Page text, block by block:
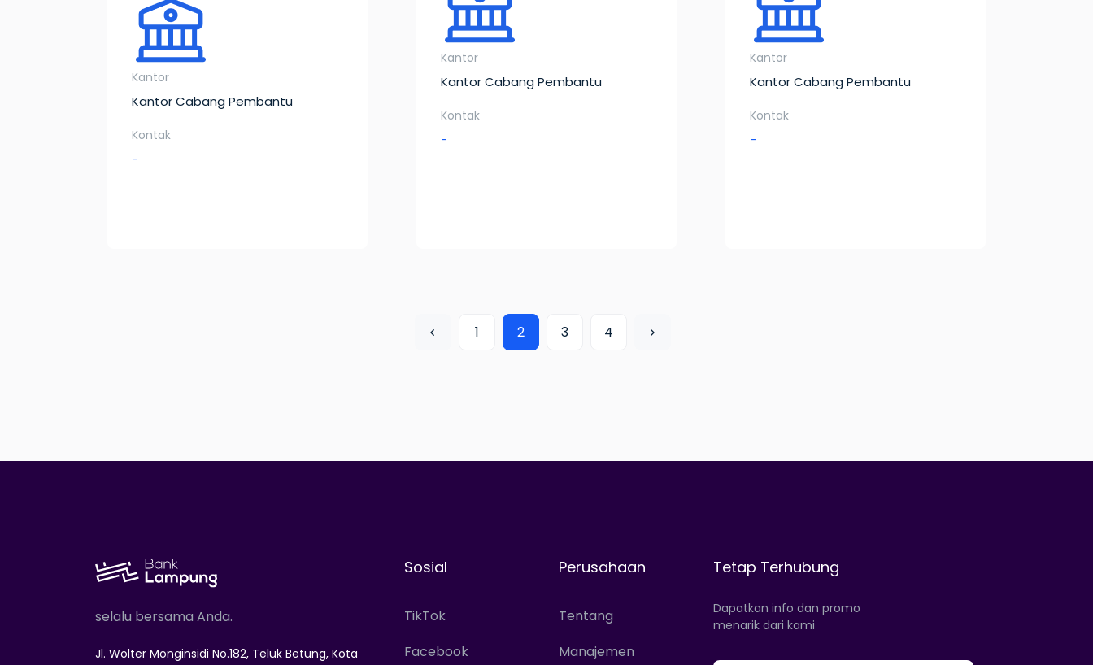
Kantor
Kantor Cabang Pembantu
Kontak
-
Kantor
Kantor Cabang Pembantu
Kontak
-
Kantor
Kantor Cabang Pembantu
Kontak
-
1 2 3 4
selalu bersama Anda.
Jl. Wolter Monginsidi No.182, Teluk Betung, Kota
Sosial
TikTok
Facebook
Perusahaan
Tentang
Manajemen
Tetap Terhubung
Dapatkan info dan promo
menarik dari kami